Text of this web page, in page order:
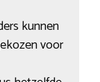
kunnen
voor